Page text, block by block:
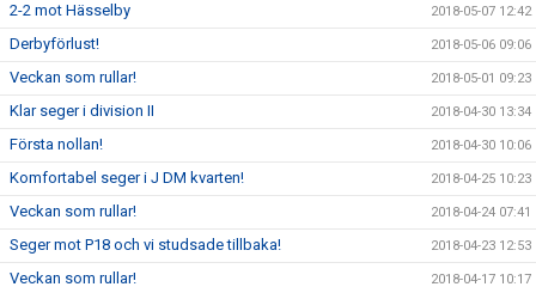
2-2 mot Hässelby 2018-05-07 12:42
Derbyförlust! 2018-05-06 09:06
Veckan som rullar! 2018-05-01 09:23
Klar seger i division II 2018-04-30 13:34
Första nollan! 2018-04-30 10:06
Komfortabel seger i J DM kvarten! 2018-04-25 10:23
Veckan som rullar! 2018-04-24 07:41
Seger mot P18 och vi studsade tillbaka! 2018-04-23 12:53
Veckan som rullar! 2018-04-17 10:17